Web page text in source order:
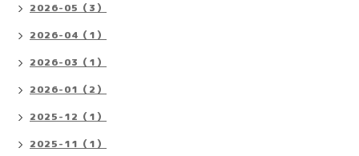
2026-05（3）
2026-04（1）
2026-03（1）
2026-01（2）
2025-12（1）
2025-11（1）